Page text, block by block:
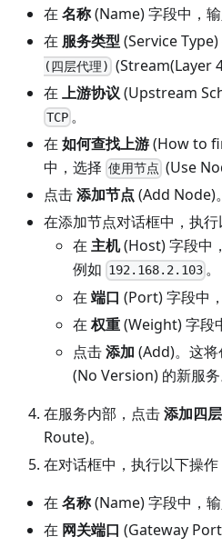
在 名称(Name) 字段中，
在服务类型(Service
(四层代理) (Stream(Layer 4
在 上游协议 (Upstream
TCP 。
在 如何查找上游(How to
中，选择 使用节点 (Use
点击添加节点 (Add Node)。
在添加节点对话框中，执行
在 主机(Host) 字段中
例如 192.168.2.103 。
在 端口 (Port) 字段中
在权重(Weight) 字段
点击添加 (Add)。这将
(No Version) 的新服务
在服务内部，点击添加四
Route)。
在对话框中，执行以下操作
在 名称(Name) 字段中，
在 网关端口 (Gateway